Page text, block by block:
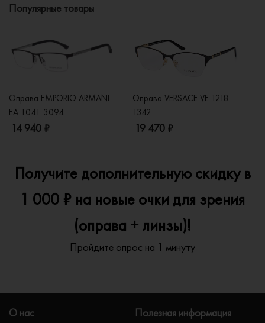
Популярные товары
Оправа EMPORIO ARMANI
EA 1041 3094
14 940 ₽
Оправа VERSACE VE 1218
1342
19 470 ₽
Получите дополнительную скидку в
1 000 ₽ на новые очки для зрения
(оправа + линзы)!
Пройдите опрос на 1 минуту
О нас
Полезная информация